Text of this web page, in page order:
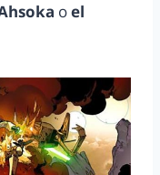
oel